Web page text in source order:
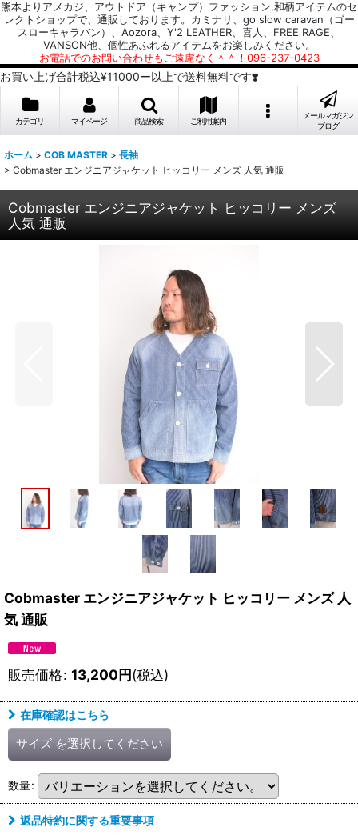
熊本よりアメカジ、アウトドア（キャンプ）ファッション,和柄アイテムのセ
レクトショップで、通販しております。カミナリ、go slow caravan（ゴー
スローキャラバン）、Aozora、Y'2 LEATHER、喜人、FREE RAGE、
VANSON他、個性あふれるアイテムをお楽しみください。
お電話でのお問い合わせもご遠慮なく＾＾！096-237-0423
お買い上げ合計税込¥11000ー以上で送料無料です❣️
カテゴリ マイページ 商品検索 ご利用案内
メールマガジン
ブログ
ホーム > COB MASTER > 長袖
> Cobmaster エンジニアジャケット ヒッコリー メンズ 人気 通販
Cobmaster エンジニアジャケット ヒッコリー メンズ
人気 通販
Cobmaster エンジニアジャケット ヒッコリー メンズ 人
気 通販
販売価格: 13,200円(税込)
在庫確認はこちら
サイズ を選択してください
数量:
返品特約に関する重要事項